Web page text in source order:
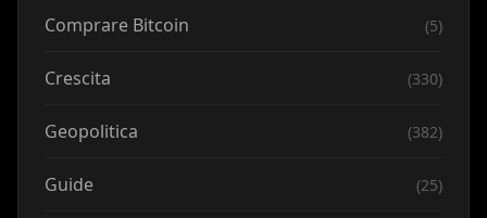
Comprare Bitcoin (5)
Crescita (330)
Geopolitica (382)
Guide (25)